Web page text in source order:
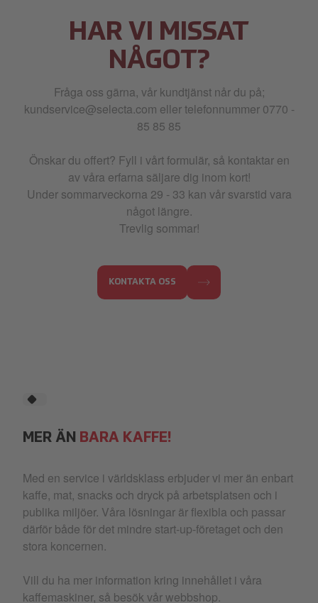
HAR VI MISSAT
NÅGOT?
Fråga oss gärna, vår kundtjänst når du på;
kundservice@selecta.com eller telefonnummer 0770 -
85 85 85
Önskar du offert? Fyll i vårt formulär, så kontaktar en
av våra erfarna säljare dig inom kort!
Under sommarveckorna 29 - 33 kan vår svarstid vara
något längre.
Trevlig sommar!
KONTAKTA OSS
MER ÄN BARA KAFFE!
Med en service i världsklass erbjuder vi mer än enbart
kaffe, mat, snacks och dryck på arbetsplatsen och i
publika miljöer. Våra lösningar är flexibla och passar
därför både för det mindre start-up-företaget och den
stora koncernen.
Vill du ha mer information kring innehållet i våra
kaffemaskiner, så besök vår webbshop.